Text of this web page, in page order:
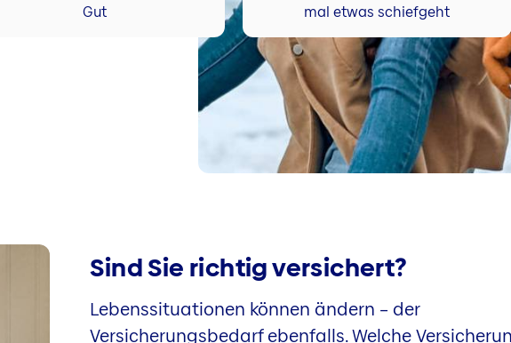
Gut
mal etwas schiefgeht
Sind Sie richtig versichert?
Lebenssituationen können ändern – der
Versicherungsbedarf ebenfalls. Welche